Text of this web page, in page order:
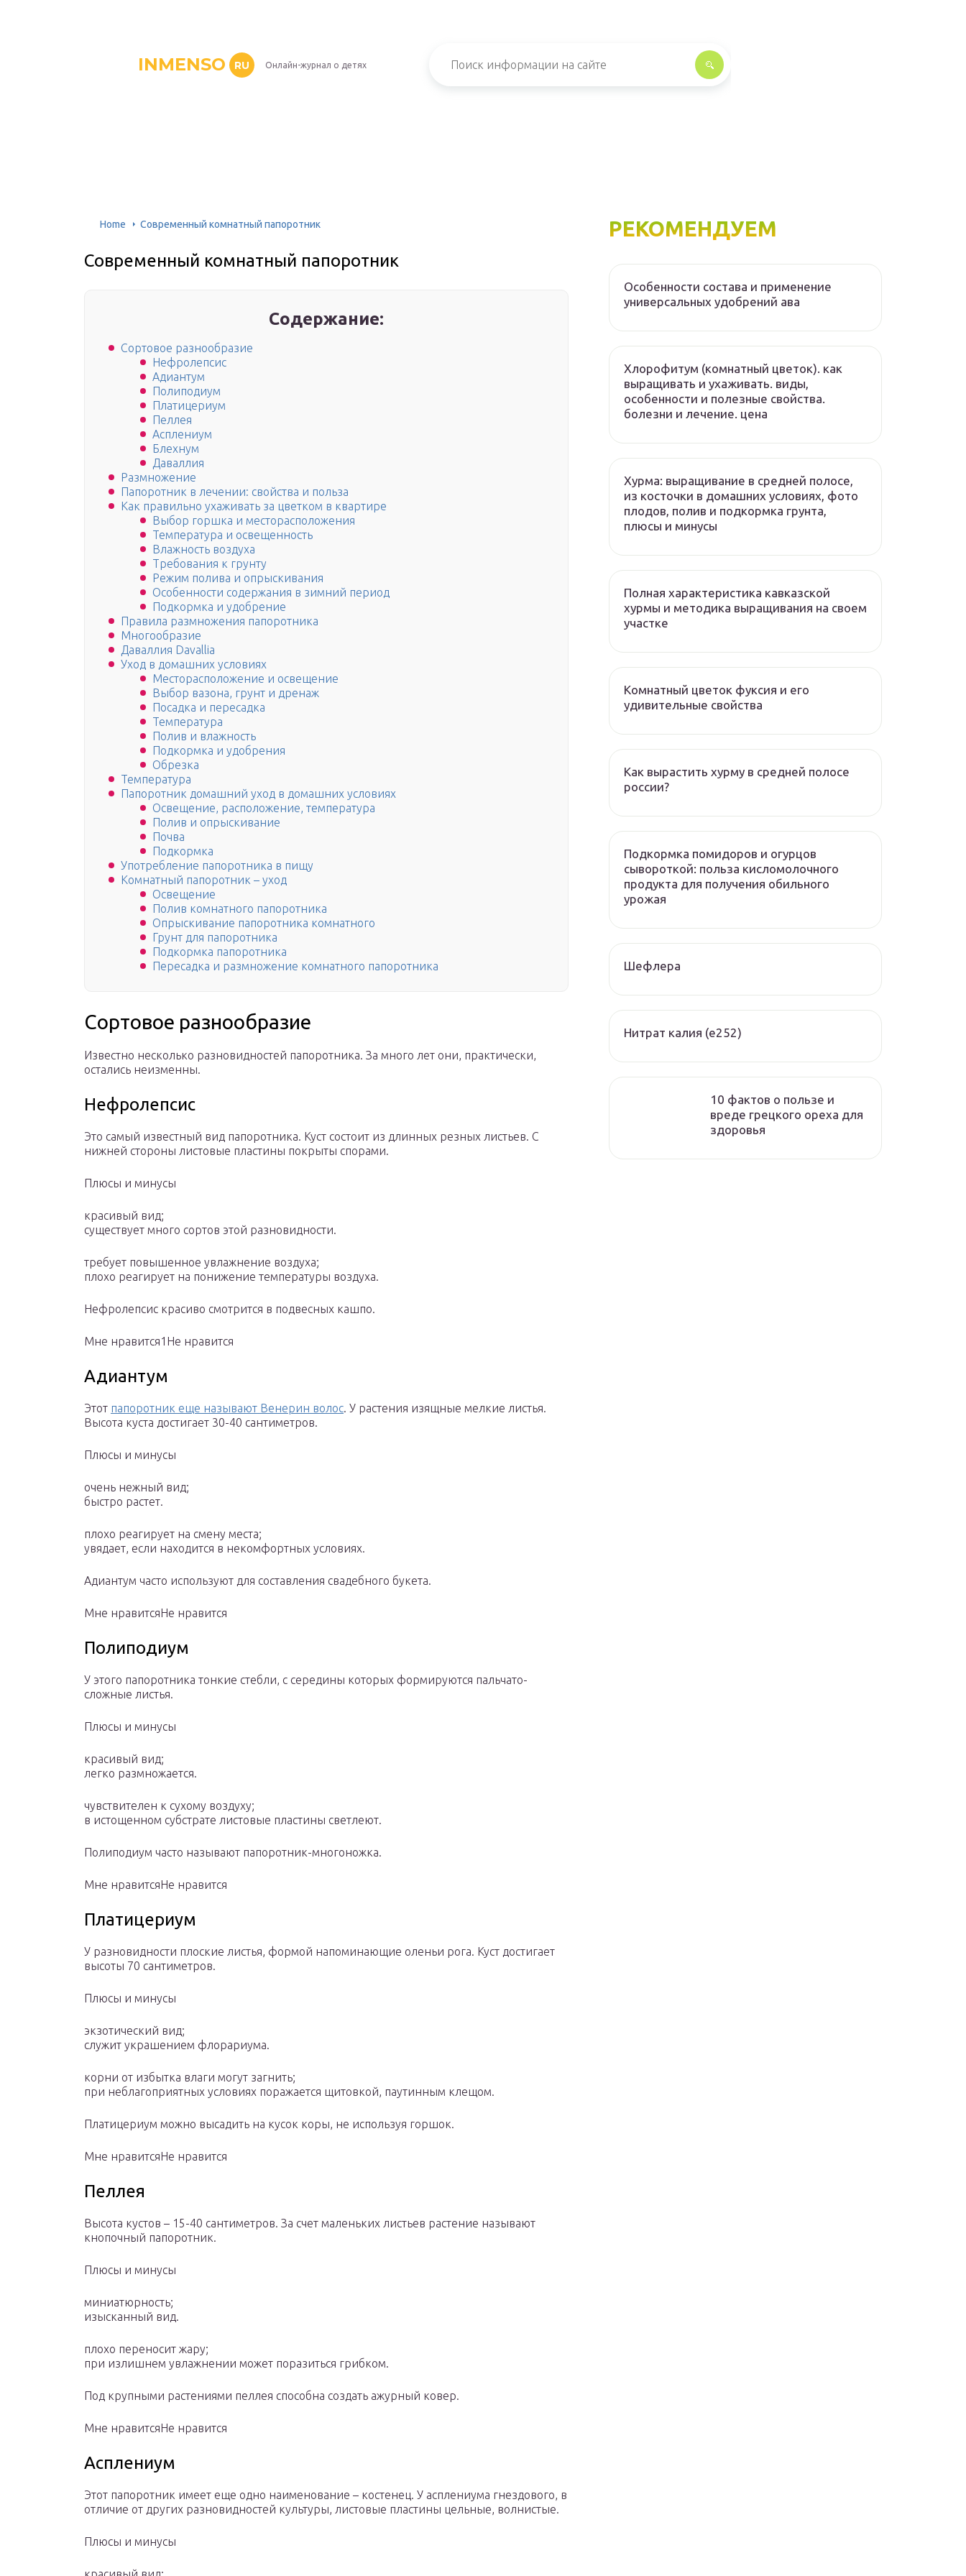
INMENSO RU Онлайн-журнал о детях
Home Современный комнатный папоротник
Современный комнатный папоротник
Содержание:
Сортовое разнообразие
Нефролепсис
Адиантум
Полиподиум
Платицериум
Пеллея
Асплениум
Блехнум
Даваллия
Размножение
Папоротник в лечении: свойства и польза
Как правильно ухаживать за цветком в квартире
Выбор горшка и месторасположения
Температура и освещенность
Влажность воздуха
Требования к грунту
Режим полива и опрыскивания
Особенности содержания в зимний период
Подкормка и удобрение
Правила размножения папоротника
Многообразие
Даваллия Davallia
Уход в домашних условиях
Месторасположение и освещение
Выбор вазона, грунт и дренаж
Посадка и пересадка
Температура
Полив и влажность
Подкормка и удобрения
Обрезка
Температура
Папоротник домашний уход в домашних условиях
Освещение, расположение, температура
Полив и опрыскивание
Почва
Подкормка
Употребление папоротника в пищу
Комнатный папоротник – уход
Освещение
Полив комнатного папоротника
Опрыскивание папоротника комнатного
Грунт для папоротника
Подкормка папоротника
Пересадка и размножение комнатного папоротника
Сортовое разнообразие
Известно несколько разновидностей папоротника. За много лет они, практически,
остались неизменны.
Нефролепсис
Это самый известный вид папоротника. Куст состоит из длинных резных листьев. С
нижней стороны листовые пластины покрыты спорами.
Плюсы и минусы
красивый вид;
существует много сортов этой разновидности.
требует повышенное увлажнение воздуха;
плохо реагирует на понижение температуры воздуха.
Нефролепсис красиво смотрится в подвесных кашпо.
Мне нравится1Не нравится
Адиантум
Этот папоротник еще называют Венерин волос. У растения изящные мелкие листья.
Высота куста достигает 30-40 сантиметров.
Плюсы и минусы
очень нежный вид;
быстро растет.
плохо реагирует на смену места;
увядает, если находится в некомфортных условиях.
Адиантум часто используют для составления свадебного букета.
Мне нравитсяНе нравится
Полиподиум
У этого папоротника тонкие стебли, с середины которых формируются пальчато-
сложные листья.
Плюсы и минусы
красивый вид;
легко размножается.
чувствителен к сухому воздуху;
в истощенном субстрате листовые пластины светлеют.
Полиподиум часто называют папоротник-многоножка.
Мне нравитсяНе нравится
Платицериум
У разновидности плоские листья, формой напоминающие оленьи рога. Куст достигает
высоты 70 сантиметров.
Плюсы и минусы
экзотический вид;
служит украшением флорариума.
корни от избытка влаги могут загнить;
при неблагоприятных условиях поражается щитовкой, паутинным клещом.
Платицериум можно высадить на кусок коры, не используя горшок.
Мне нравитсяНе нравится
Пеллея
Высота кустов – 15-40 сантиметров. За счет маленьких листьев растение называют
кнопочный папоротник.
Плюсы и минусы
миниатюрность;
изысканный вид.
плохо переносит жару;
при излишнем увлажнении может поразиться грибком.
Под крупными растениями пеллея способна создать ажурный ковер.
Мне нравитсяНе нравится
Асплениум
Этот папоротник имеет еще одно наименование – костенец. У асплениума гнездового, в
отличие от других разновидностей культуры, листовые пластины цельные, волнистые.
Плюсы и минусы
РЕКОМЕНДУЕМ
Особенности состава и применение
универсальных удобрений ава
Хлорофитум (комнатный цветок). как
выращивать и ухаживать. виды,
особенности и полезные свойства.
болезни и лечение. цена
Хурма: выращивание в средней полосе,
из косточки в домашних условиях, фото
плодов, полив и подкормка грунта,
плюсы и минусы
Полная характеристика кавказской
хурмы и методика выращивания на своем
участке
Комнатный цветок фуксия и его
удивительные свойства
Как вырастить хурму в средней полосе
россии?
Подкормка помидоров и огурцов
сывороткой: польза кисломолочного
продукта для получения обильного
урожая
Шефлера
Нитрат калия (е252)
10 фактов о пользе и
вреде грецкого ореха для
здоровья